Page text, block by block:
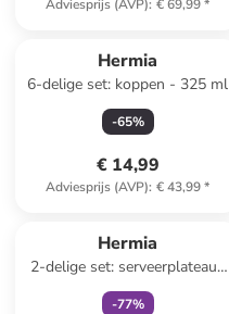
Adviesprijs (AVP): € 69,99*
Hermia
6-delige set: koppen - 325 ml
-65%
€ 14,99
Adviesprijs (AVP): € 43,99*
Hermia
2-delige set: serveerplateaus
wit/blauw - (L)29 x (B)17 cm
-77%